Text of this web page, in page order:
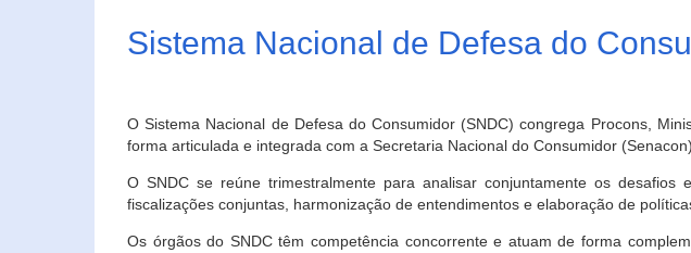
Sistema Nacional de Defesa do
O Sistema Nacional de Defesa do Consumidor (SNDC) congrega Procons,
forma articulada e integrada com a Secretaria Nacional do Consumidor (Senacon).
O SNDC se reúne trimestralmente para analisar conjuntamente os
fiscalizações conjuntas, harmonização de entendimentos e elaboração de
Os órgãos do SNDC têm competência concorrente e atuam de forma